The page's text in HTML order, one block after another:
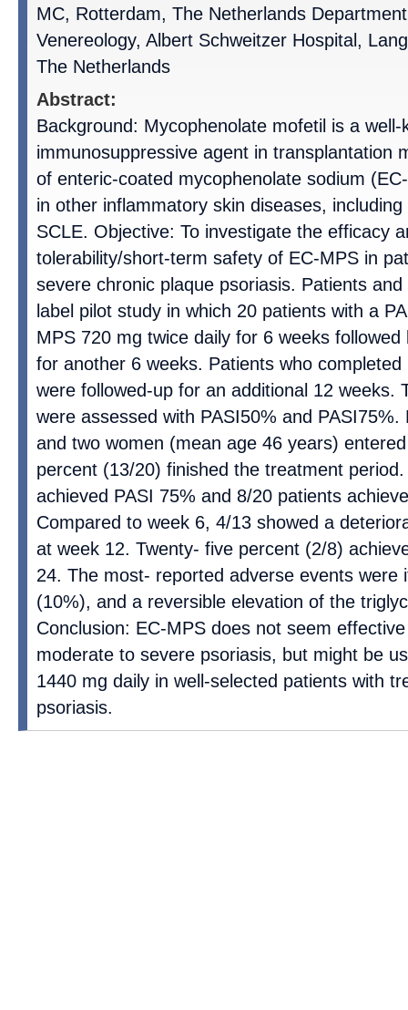
MC, Rotterdam, The Netherlands
Venereology, Albert Schweitzer Hospital,
The Netherlands
Abstract:
Background: Mycophenolate mofetil is a well-
immunosuppressive agent in transplantation
of enteric-coated mycophenolate sodium
in other inflammatory skin diseases,
SCLE. Objective: To investigate the efficacy
tolerability/short-term safety of EC-MPS in
severe chronic plaque psoriasis. Patients
label pilot study in which 20 patients with a
MPS 720 mg twice daily for 6 weeks
for another 6 weeks. Patients who
were followed-up for an additional 12 weeks.
were assessed with PASI50% and
and two women (mean age 46 years)
percent (13/20) finished the treatment
achieved PASI 75% and 8/20 patients
Compared to week 6, 4/13 showed a
at week 12. Twenty- five percent (2/8)
24. The most- reported adverse events were
(10%), and a reversible elevation of the
Conclusion: EC-MPS does not seem
moderate to severe psoriasis, but might be
1440 mg daily in well-selected patients with
psoriasis.